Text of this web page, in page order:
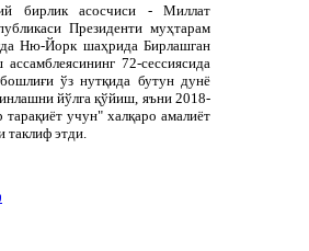
бирлик асосчиси - Миллат
Президенти муҳтарам
Ню-Йорк шаҳрида Бирлашган
72-сессиясида
ўз нутқида бутун дунё
йўлга қўйиш, яъни 2018-
учун" халқаро амалиёт
таклиф этди.